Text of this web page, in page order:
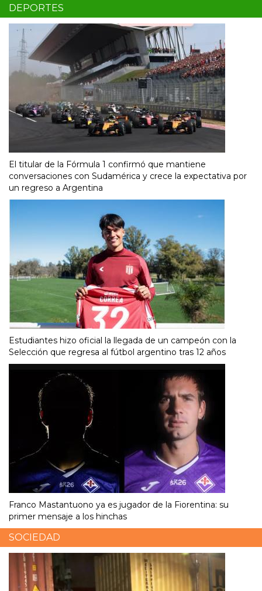
DEPORTES
El titular de la Fórmula 1 confirmó que mantiene
conversaciones con Sudamérica y crece la expectativa por
un regreso a Argentina
Estudiantes hizo oficial la llegada de un campeón con la
Selección que regresa al fútbol argentino tras 12 años
Franco Mastantuono ya es jugador de la Fiorentina: su
primer mensaje a los hinchas
SOCIEDAD